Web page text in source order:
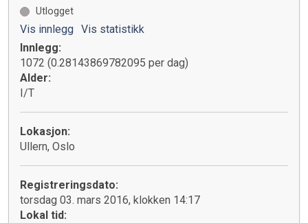
Utlogget
Vis innlegg Vis statistikk
Innlegg:
1072 (0.28143869782095 per dag)
Alder:
I/T
Lokasjon:
Ullern, Oslo
Registreringsdato:
torsdag 03. mars 2016, klokken 14:17
Lokal tid: